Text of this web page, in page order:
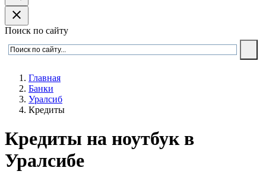
close
Поиск по сайту
Главная
Банки
Уралсиб
Кредиты
Кредиты на ноутбук в
Уралсибе